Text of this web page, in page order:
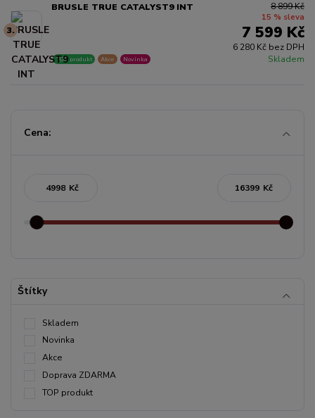
3.
BRUSLE TRUE CATALYST9 INT
Skladem
TOP produkt Akce Novinka
8 899 Kč
15 % sleva
7 599 Kč
6 280 Kč bez DPH
Cena:
Kč Kč
Štítky
Skladem
Novinka
Akce
Doprava ZDARMA
TOP produkt